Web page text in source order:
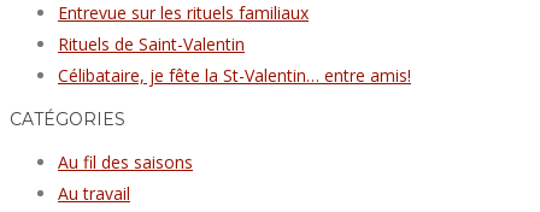
Entrevue sur les rituels familiaux
Rituels de Saint-Valentin
Célibataire, je fête la St-Valentin… entre amis!
CATÉGORIES
Au fil des saisons
Au travail